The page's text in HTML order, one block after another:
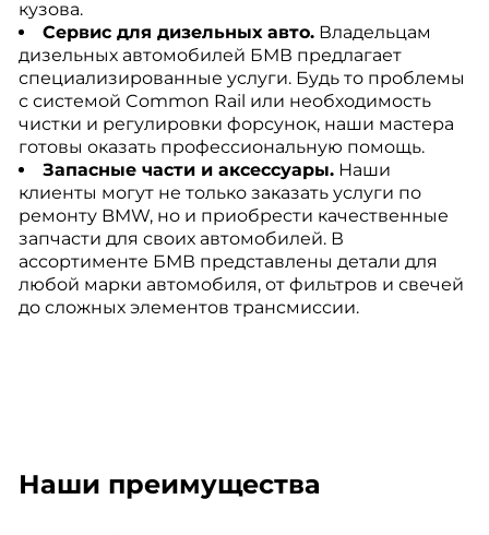
кузова.
Сервис для дизельных авто.Владельцам
дизельных автомобилей БМВ предлагает
специализированные услуги. Будь то проблемы
с системой Common Rail или необходимость
чистки и регулировки форсунок, наши мастера
готовы оказать профессиональную помощь.
Запасные части и аксессуары.Наши
клиенты могут не только заказать услуги по
ремонту BMW, но и приобрести качественные
запчасти для своих автомобилей. В
ассортименте БМВ представлены детали для
любой марки автомобиля, от фильтров и свечей
до сложных элементов трансмиссии.
Наши преимущества